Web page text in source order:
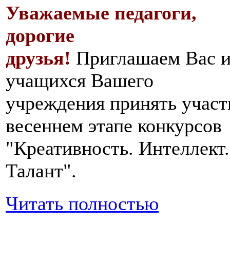
Уважаемые педагоги,
дорогие
друзья! Приглашаем Вас
учащихся Вашего
учреждения принять
весеннем этапе конкурсов
"Креативность. Интеллект.
Талант".
Читать полностью